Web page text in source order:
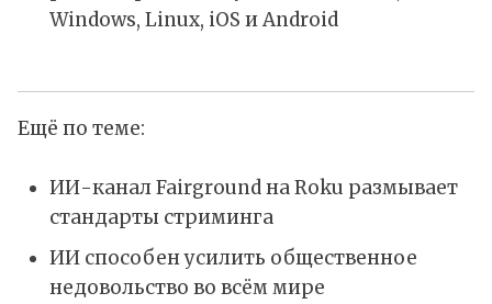
Windows, Linux, iOS и Android
Ещё по теме:
ИИ-канал Fairground на Roku размывает
стандарты стриминга
ИИ способен усилить общественное
недовольство во всём мире